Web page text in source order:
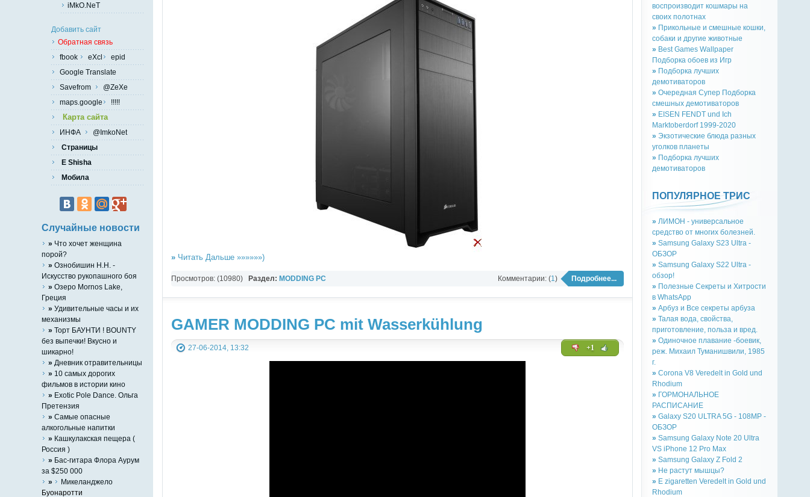
»Читать Дальше »»»»»»)
Подробнее...
Комментарии: (1)
Просмотров: (10980) Раздел: MODDING PC
GAMER MODDING PC mit Wasserkühlung
+1
27-06-2014, 13:32
воспроизводит кошмары на
своих полотнах
» Прикольные и смешные кошки,
собаки и другие животные
» Best Games Wallpaper
Подборка обоев из Игр
» Подборка лучших
демотиваторов
» Очередная Супер Подборка
смешных демотиваторов
» EISEN FENDT und Ich
Marktoberdorf 1999-2020
» Экзотические блюда разных
уголков планеты
» Подборка лучших
демотиваторов
ПОПУЛЯРНОЕ ТРИС
» ЛИМОН - универсальное
средство от многих болезней.
» Samsung Galaxy S23 Ultra -
ОБЗОР
» Samsung Galaxy S22 Ultra -
обзор!
» Полезные Секреты и Хитрости
в WhatsApp
» Арбуз и Все секреты арбуза
» Талая вода, свойства,
приготовление, польза и вред.
» Одиночное плавание -боевик,
реж. Михаил Туманишвили, 1985
г.
» Corona V8 Veredelt in Gold und
Rhodium
» ГОРМОНАЛЬНОЕ
РАСПИСАНИЕ
» Galaxy S20 ULTRA 5G - 108MP -
ОБЗОР
» Samsung Galaxy Note 20 Ultra
VS iPhone 12 Pro Max
» Samsung Galaxy Z Fold 2
» Не растут мышцы?
» E zigaretten Veredelt in Gold und
Rhodium
iMkO.NeT
Добавить сайт
Обратная связь
fbook
eXcl
epid
Google Translate
Savefrom
@ZeXe
maps.google
!!!!!
Карта сайта
ИНФА
@ImkoNet
Страницы
E Shisha
Мобила
Случайные новости
» Что хочет женщина
порой?
» Ознобишин Н.Н. -
Искусство рукопашного боя
» Озеро Mornos Lake,
Греция
» Удивительные часы и их
механизмы
» Торт БАУНТИ ! BOUNTY
без выпечки! Вкусно и
шикарно!
» Дневник отравительницы
» 10 самых дорогих
фильмов в истории кино
» Exotic Pole Dance. Ольга
Претензия
» Cамые опасные
алкогольные напитки
» Кашкулакская пещера (
Россия )
» Бас-гитара Флора Аурум
за $250 000
»
Микеланджело
Буонаротти